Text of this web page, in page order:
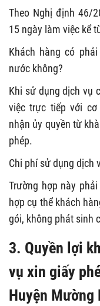
Theo Nghị định 46/
15 ngày làm việc kể
Khách hàng có
nước không?
Khi sử dụng dịch vụ
việc trực tiếp với cơ
nhận ủy quyền từ
phép.
Chi phí sử dụng dịch
Trường hợp này
hợp cụ thể khách
gói, không phát sinh
3. Quyền lợi
vụ xin giấy
Huyện Mường